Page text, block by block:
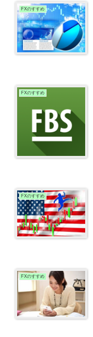
FXのすすめ
FXのすすめ
FXのすすめ
FXのすすめ